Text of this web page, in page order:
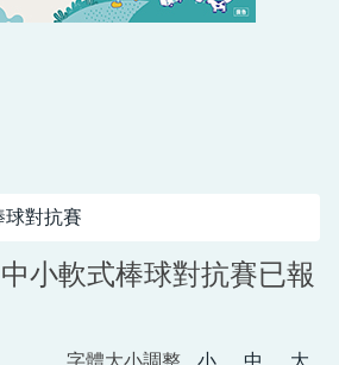
球對抗賽
小軟式棒球對抗賽已報